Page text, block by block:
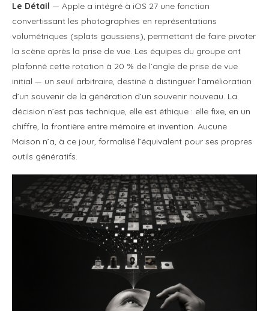
Le Détail — Apple a intégré à iOS 27 une fonction
convertissant les photographies en représentations
volumétriques (splats gaussiens), permettant de faire pivoter
la scène après la prise de vue. Les équipes du groupe ont
plafonné cette rotation à 20 % de l’angle de prise de vue
initial — un seuil arbitraire, destiné à distinguer l’amélioration
d’un souvenir de la génération d’un souvenir nouveau. La
décision n’est pas technique, elle est éthique : elle fixe, en un
chiffre, la frontière entre mémoire et invention. Aucune
Maison n’a, à ce jour, formalisé l’équivalent pour ses propres
outils génératifs.